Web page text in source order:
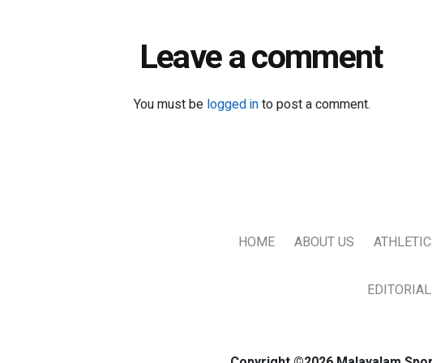
Leave a comment
You must be logged into post a comment.
HOME ABOUT US
EDITORIAL